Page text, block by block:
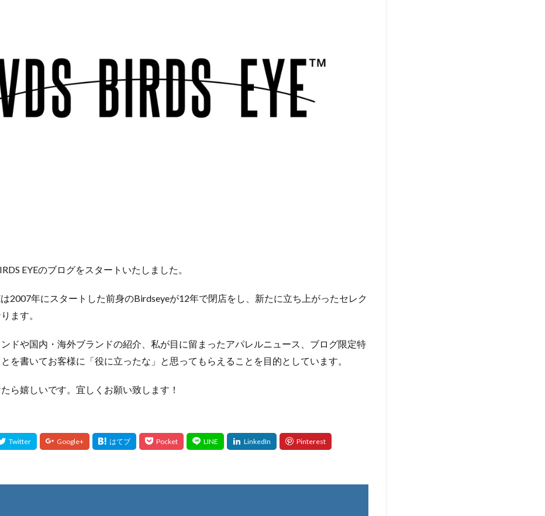
EYEのブログをスタートいたしました。
は2007年にスタートした前身のBirdseyeが12年で閉店をし、新たに立ち上がったセレク
ます。
ドや国内・海外ブランドの紹介、私が目に留まったアパレルニュース、ブログ限定特
を書いてお客様に「役に立ったな」と思ってもらえることを目的としています。
ら嬉しいです。宜しくお願い致します！